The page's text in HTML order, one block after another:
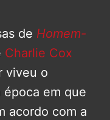
de Homem-
Charlie Cox
viveu o
época em que
acordo com a